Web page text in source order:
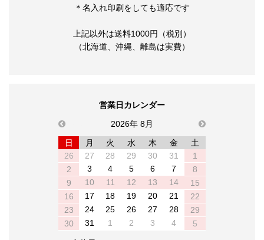
＊名入れ印刷をしても適応です
上記以外は送料1000円（税別）
（北海道、沖縄、離島は実費）
営業日カレンダー
previous
2026年 8月
next
日
月 火 水 木 金
土
26
27 28 29 30 31
1
2
3 4 5 6 7
8
9
10 11 12 13 14
15
16
17 18 19 20 21
22
23
24 25 26 27 28
29
30
31 1 2 3 4 5